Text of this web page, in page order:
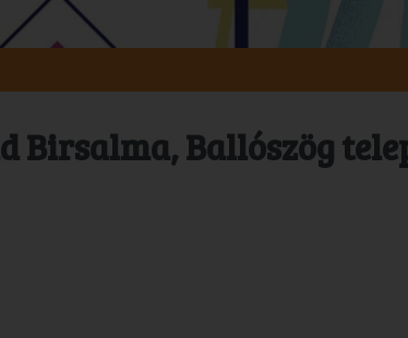
Birsalma, Ballószög